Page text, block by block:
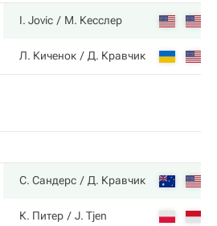
I. Jovic М. Кесслер
Л. Киченок Д. Кравчик
С. Сандерс Д. Кравчик
К. Питер J. Tjen